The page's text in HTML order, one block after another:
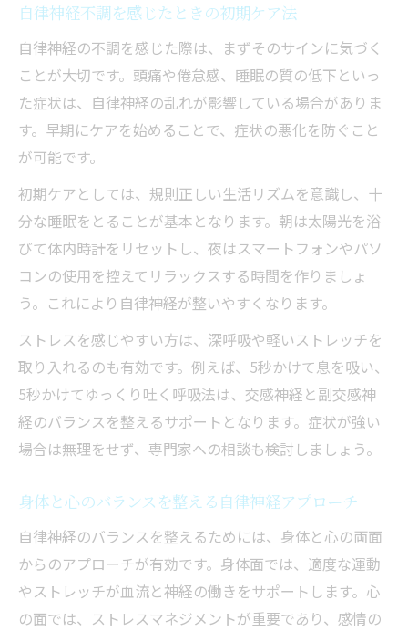
自律神経を意識したストレッチと呼吸法の
取り入れ方
自律神経の安定に役立つバランス食生活の
工夫
自律神経を整える入浴やリラックスタイム
のすすめ
自律神経ケアに効く日常習慣の見直しポイ
ント
症状に気づいたら始めたいセルフ対策
自律神経不調時に見逃せない症状の特徴
法
自律神経失調症に気づいたときの基本対策
自律神経の乱れを整えるセルフケアの実践
例
慣
深呼吸とツボで整う自律神経の秘訣
自律神経を一瞬で整える深呼吸の実践法
自律神経に効くおすすめのツボ紹介と押し
方
自律神経不調を感じたときの初期ケア法
自律神経の不調を感じた際は、まずそのサインに気づく
ことが大切です。頭痛や倦怠感、睡眠の質の低下といっ
た症状は、自律神経の乱れが影響している場合がありま
す。早期にケアを始めることで、症状の悪化を防ぐこと
が可能です。
初期ケアとしては、規則正しい生活リズムを意識し、十
分な睡眠をとることが基本となります。朝は太陽光を浴
びて体内時計をリセットし、夜はスマートフォンやパソ
コンの使用を控えてリラックスする時間を作りましょ
う。これにより自律神経が整いやすくなります。
ストレスを感じやすい方は、深呼吸や軽いストレッチを
取り入れるのも有効です。例えば、5秒かけて息を吸い、
5秒かけてゆっくり吐く呼吸法は、交感神経と副交感神
経のバランスを整えるサポートとなります。症状が強い
場合は無理をせず、専門家への相談も検討しましょう。
身体と心のバランスを整える自律神経アプローチ
自律神経のバランスを整えるためには、身体と心の両面
からのアプローチが有効です。身体面では、適度な運動
やストレッチが血流と神経の働きをサポートします。心
の面では、ストレスマネジメントが重要であり、感情の